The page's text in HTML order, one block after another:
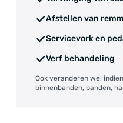
Afstellen van
Servicevork en
Verf behandeling
Ook veranderen we,
binnenbanden, banden,